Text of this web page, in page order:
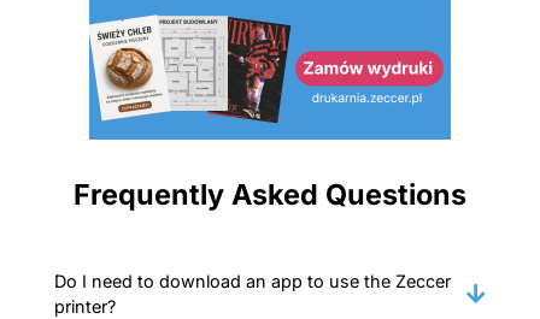
Frequently Asked Questions
Do I need to download an app to use the Zeccer
printer?